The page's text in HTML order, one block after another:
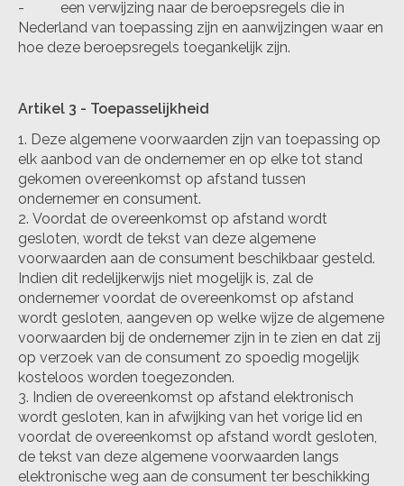
- een verwijzing naar de beroepsregels die in
Nederland van toepassing zijn en aanwijzingen waar en
hoe deze beroepsregels toegankelijk zijn.
Artikel 3 - Toepasselijkheid
Deze algemene voorwaarden zijn van toepassing op
elk aanbod van de ondernemer en op elke tot stand
gekomen overeenkomst op afstand tussen
ondernemer en consument.
Voordat de overeenkomst op afstand wordt
gesloten, wordt de tekst van deze algemene
voorwaarden aan de consument beschikbaar gesteld.
Indien dit redelijkerwijs niet mogelijk is, zal de
ondernemer voordat de overeenkomst op afstand
wordt gesloten, aangeven op welke wijze de algemene
voorwaarden bij de ondernemer zijn in te zien en dat zij
op verzoek van de consument zo spoedig mogelijk
kosteloos worden toegezonden.
Indien de overeenkomst op afstand elektronisch
wordt gesloten, kan in afwijking van het vorige lid en
voordat de overeenkomst op afstand wordt gesloten,
de tekst van deze algemene voorwaarden langs
elektronische weg aan de consument ter beschikking